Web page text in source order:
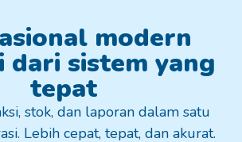
modern
dari sistem yang
tepat
stok, dan laporan dalam satu
Lebih cepat, tepat, dan akurat.